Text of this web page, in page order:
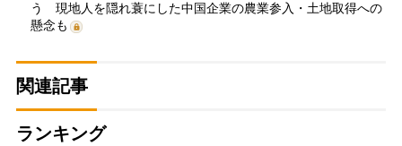
う 現地人を隠れ蓑にした中国企業の農業参入・土地取得への
懸念も
関連記事
ランキング